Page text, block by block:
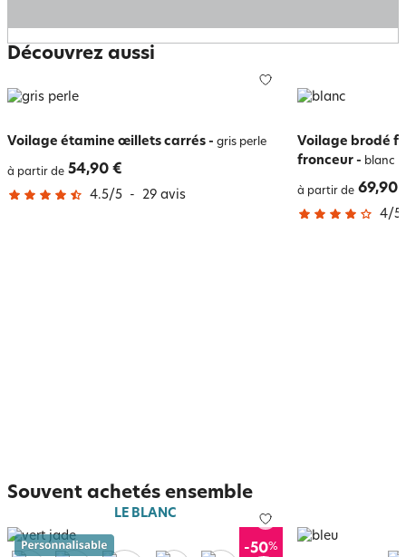
Découvrez aussi
Voilage étamine œillets carrés - gris perle
à partir de 54,90 €
4.5/5 - 29 avis
Voilage brodé
fronceur - blanc
à partir de 69,90
4/5
Souvent achetés ensemble
LE BLANC
-50%